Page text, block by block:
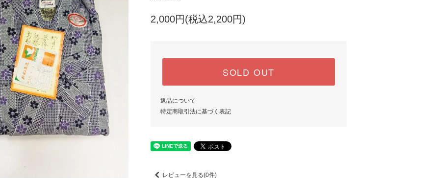
2,000円(税込2,200円)
SOLD OUT
返品について
特定商取引法に基づく表記
レビューを見る(0件)